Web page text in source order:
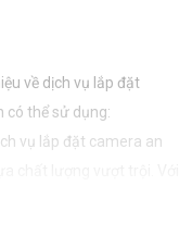
về dịch vụ lắp đặt
có thể sử dụng:
vụ lắp đặt camera an
tại mọi không gian. Hệ